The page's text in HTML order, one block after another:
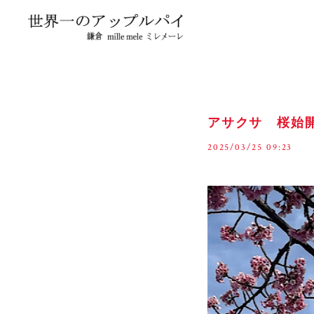
アサクサ 桜始
2025/03/25 09:23